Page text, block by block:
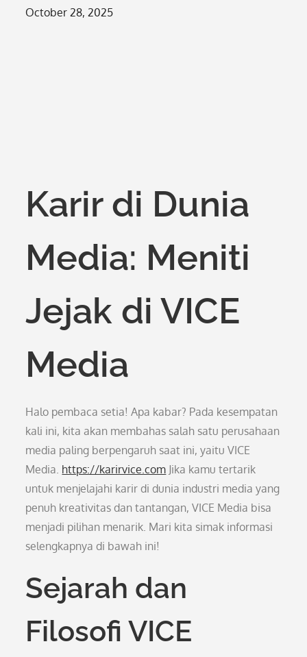
Posted
October 28, 2025
Karir di Dunia
Media: Meniti
Jejak di VICE
Media
Halo pembaca setia! Apa kabar? Pada kesempatan
kali ini, kita akan membahas salah satu perusahaan
media paling berpengaruh saat ini, yaitu VICE
Media. https://karirvice.com Jika kamu tertarik
untuk menjelajahi karir di dunia industri media yang
penuh kreativitas dan tantangan, VICE Media bisa
menjadi pilihan menarik. Mari kita simak informasi
selengkapnya di bawah ini!
Sejarah dan
Filosofi VICE